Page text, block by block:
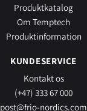
Produktkatalog
Om Temptech
Produktinformation
KUNDESERVICE
Kontakt os
(+47) 333 67 000
post@frio-nordics.com